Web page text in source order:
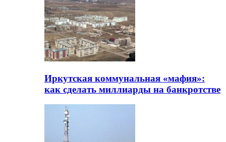
Иркутская коммунальная «мафия»:
как сделать миллиарды на банкротстве